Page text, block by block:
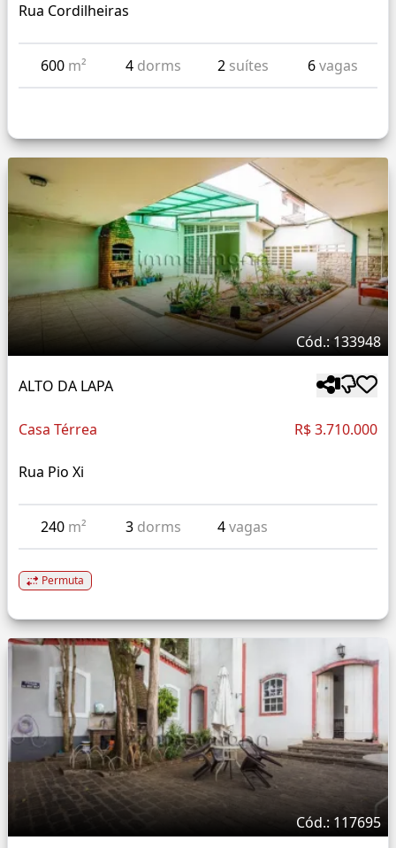
Rua Cordilheiras
600 m² 4 dorms 2 suítes 6vagas
Cód.: 133948
ALTO DA LAPA
Casa Térrea R$ 3.710.000
Rua Pio Xi
240 m² 3 dorms 4vagas
Permuta
Cód.: 117695